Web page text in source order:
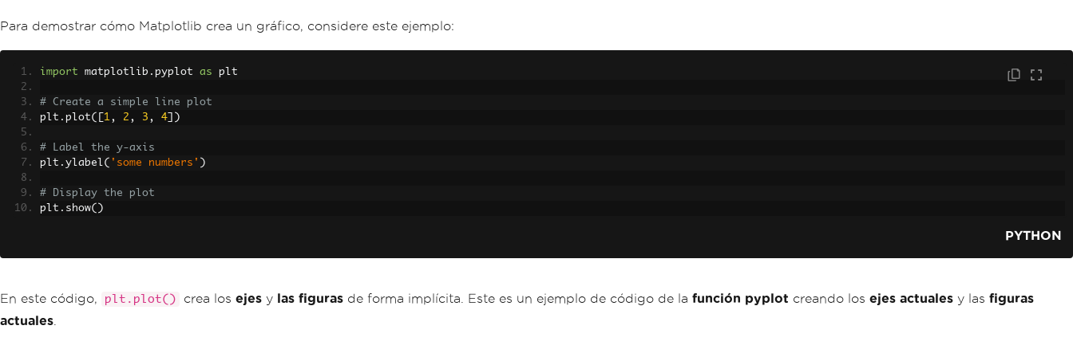
Para demostrar cómo Matplotlib crea un gráfico, considere este ejemplo:
import matplotlib . pyplot as plt
# Create a simple line plot
plt . plot([ 1, 2 , 3 , 4 ])
# Label the y-axis
plt . ylabel( 'some numbers' )
# Display the plot
plt . show()
PYTHON
En este código, plt.plot() crea los ejes y las figuras de forma implícita. Este es un ejemplo de código de la función pyplot creando los ejes actuales y las figuras
actuales